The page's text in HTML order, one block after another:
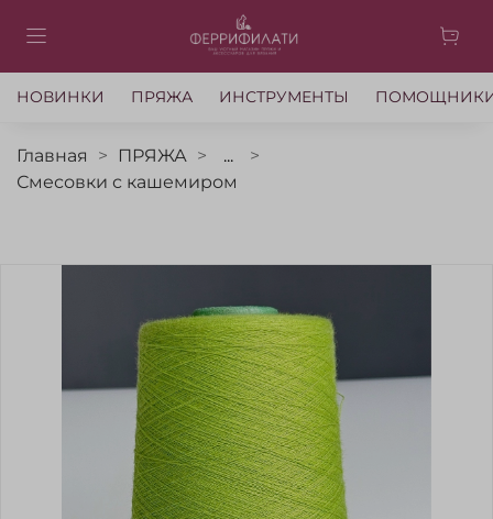
НОВИНКИ ПРЯЖА ИНСТРУМЕНТЫ
Главная ПРЯЖА
...
Смесовки с кашемиром